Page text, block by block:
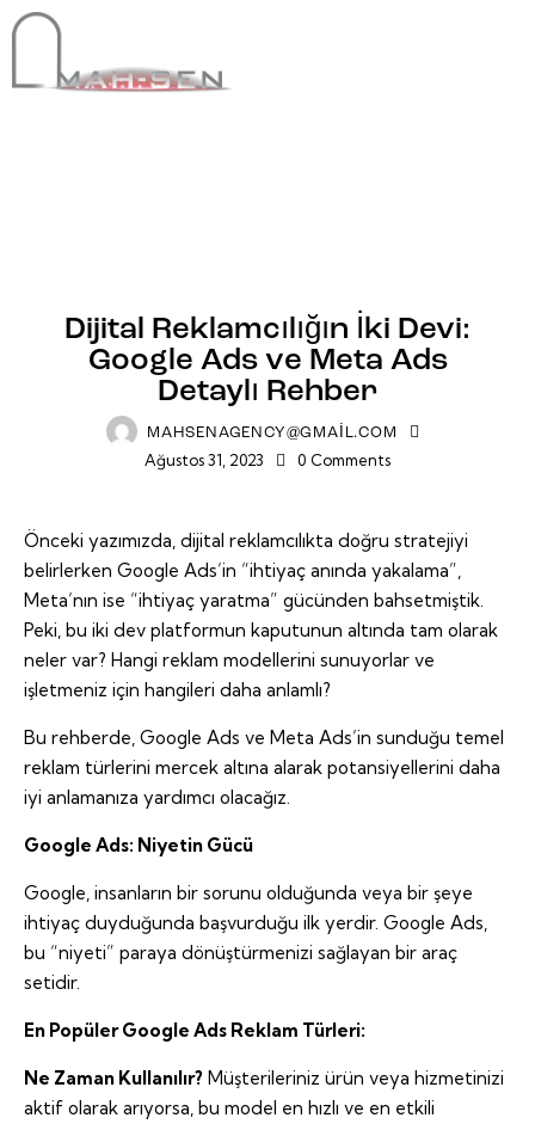
Dijital Reklamcılığın İki Devi:
Google Ads ve Meta Ads
Detaylı Rehber
MAHSENAGENCY@GMAIL.COM
Ağustos 31, 2023 0 Comments
Önceki yazımızda, dijital reklamcılıkta doğru stratejiyi
belirlerken Google Ads’in “ihtiyaç anında yakalama”,
Meta’nın ise “ihtiyaç yaratma” gücünden bahsetmiştik.
Peki, bu iki dev platformun kaputunun altında tam olarak
neler var? Hangi reklam modellerini sunuyorlar ve
işletmeniz için hangileri daha anlamlı?
Bu rehberde, Google Ads ve Meta Ads’in sunduğu temel
reklam türlerini mercek altına alarak potansiyellerini daha
iyi anlamanıza yardımcı olacağız.
Google Ads: Niyetin Gücü
Google, insanların bir sorunu olduğunda veya bir şeye
ihtiyaç duyduğunda başvurduğu ilk yerdir. Google Ads,
bu “niyeti” paraya dönüştürmenizi sağlayan bir araç
setidir.
En Popüler Google Ads Reklam Türleri:
Ne Zaman Kullanılır? Müşterileriniz ürün veya hizmetinizi
aktif olarak arıyorsa, bu model en hızlı ve en etkili